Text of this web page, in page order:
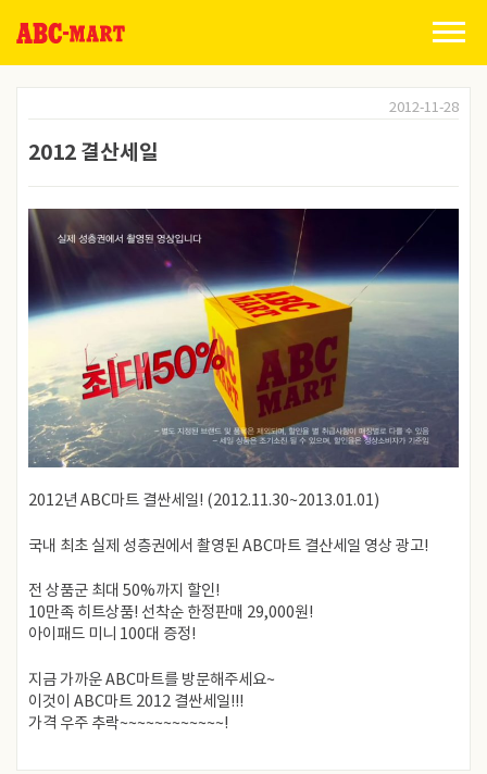
to
2012-11-28
2012 결산세일
2012년 ABC마트 결싼세일! (2012.11.30~2013.01.01)
국내 최초 실제 성층권에서 촬영된 ABC마트 결산세일 영상 광고!
전 상품군 최대 50%까지 할인!
10만족 히트상품! 선착순 한정판매 29,000원!
아이패드 미니 100대 증정!
지금 가까운 ABC마트를 방문해주세요~
이것이 ABC마트 2012 결싼세일!!!
가격 우주 추락~~~~~~~~~~~~!